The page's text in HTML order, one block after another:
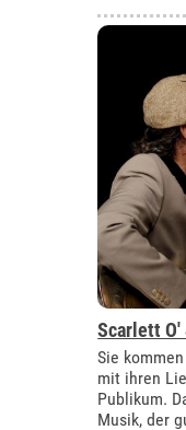
Scarlett O'
Sie
mit ihren
Publikum.
Musik, der